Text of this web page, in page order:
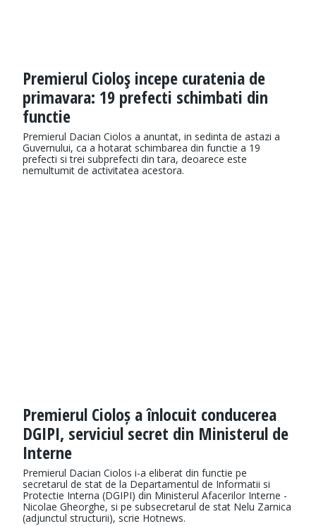
Premierul Cioloş incepe curatenia de
primavara: 19 prefecti schimbati din
functie
Premierul Dacian Ciolos a anuntat, in sedinta de astazi a
Guvernului, ca a hotarat schimbarea din functie a 19
prefecti si trei subprefecti din tara, deoarece este
nemultumit de activitatea acestora.
Premierul Cioloș a înlocuit conducerea
DGIPI, serviciul secret din Ministerul de
Interne
Premierul Dacian Ciolos i-a eliberat din functie pe
secretarul de stat de la Departamentul de Informatii si
Protectie Interna (DGIPI) din Ministerul Afacerilor Interne -
Nicolae Gheorghe, si pe subsecretarul de stat Nelu Zarnica
(adjunctul structurii), scrie Hotnews.